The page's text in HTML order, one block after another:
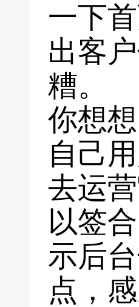
一下
出客
糟。
你想
自己
去运
以签
示后
点，